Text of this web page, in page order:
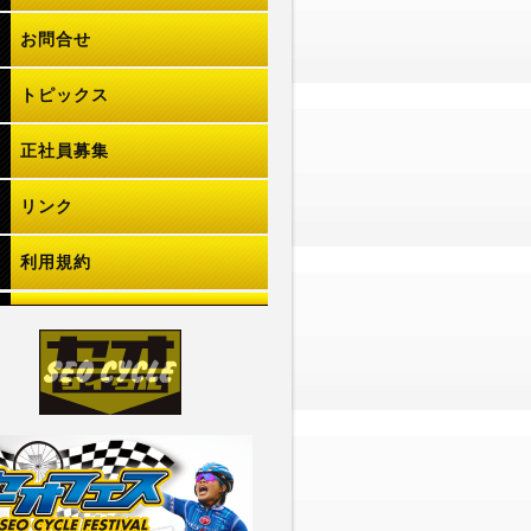
お問合せ
トピックス
正社員募集
リンク
利用規約